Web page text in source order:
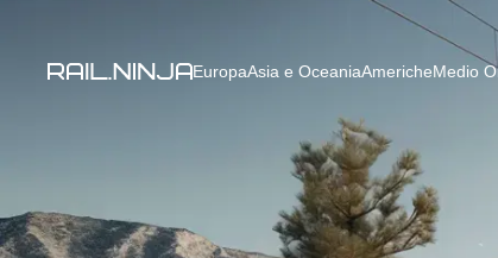
EuropaAsia e OceaniaAmericheMedio